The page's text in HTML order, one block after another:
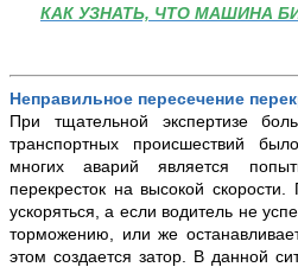
КАК УЗНАТЬ, ЧТО МАШИНА
Неправильное пересечение
При тщательной экспертизе
транспортных происшествий
многих аварий является
перекресток на высокой
ускоряться, а если водитель не
торможению, или же
этом создается затор. В данной